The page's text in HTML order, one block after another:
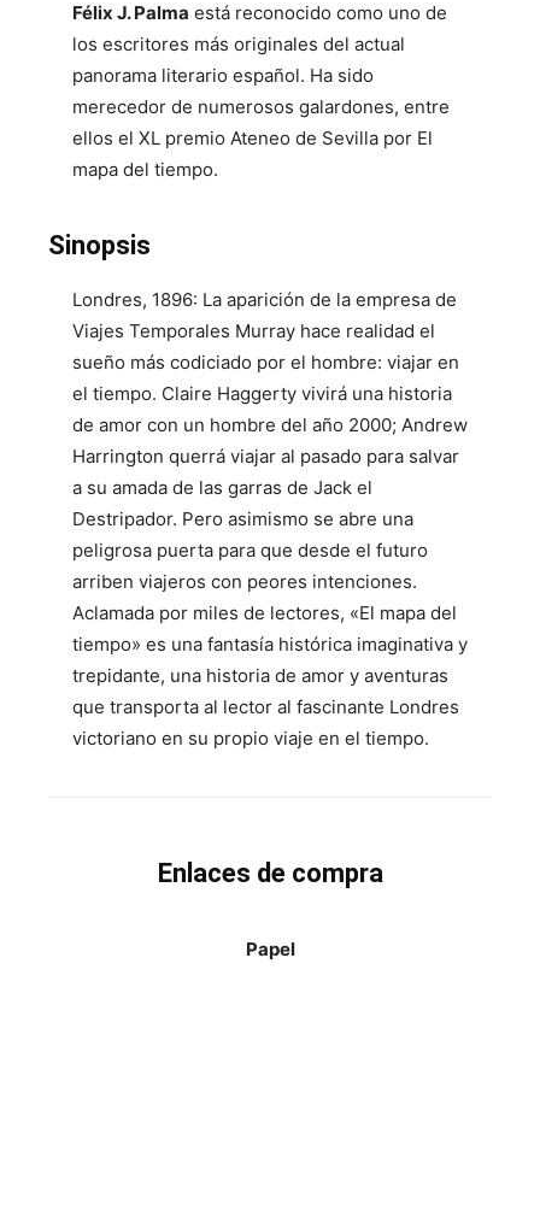
Félix J. Palma está reconocido como uno de
los escritores más originales del actual
panorama literario español. Ha sido
merecedor de numerosos galardones, entre
ellos el XL premio Ateneo de Sevilla por El
mapa del tiempo.
Sinopsis
Londres, 1896: La aparición de la empresa de
Viajes Temporales Murray hace realidad el
sueño más codiciado por el hombre: viajar en
el tiempo. Claire Haggerty vivirá una historia
de amor con un hombre del año 2000; Andrew
Harrington querrá viajar al pasado para salvar
a su amada de las garras de Jack el
Destripador. Pero asimismo se abre una
peligrosa puerta para que desde el futuro
arriben viajeros con peores intenciones.
Aclamada por miles de lectores, «El mapa del
tiempo» es una fantasía histórica imaginativa y
trepidante, una historia de amor y aventuras
que transporta al lector al fascinante Londres
victoriano en su propio viaje en el tiempo.
Enlaces de compra
Papel